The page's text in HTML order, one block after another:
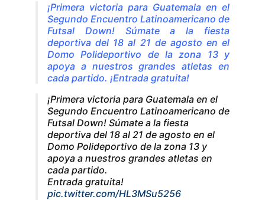
¡Primera victoria para Guatemala en el
Segundo Encuentro Latinoamericano de
Futsal Down! Súmate a la fiesta
deportiva del 18 al 21 de agosto en el
Domo Polideportivo de la zona 13 y
apoya a nuestros grandes atletas en
cada partido. ¡Entrada gratuita!
¡Primera victoria para Guatemala en el
Segundo Encuentro Latinoamericano de
Futsal Down! Súmate a la fiesta
deportiva del 18 al 21 de agosto en el
Domo Polideportivo de la zona 13 y
apoya a nuestros grandes atletas en
cada partido.
Entrada gratuita!
pic.twitter.com/HL3MSu5256